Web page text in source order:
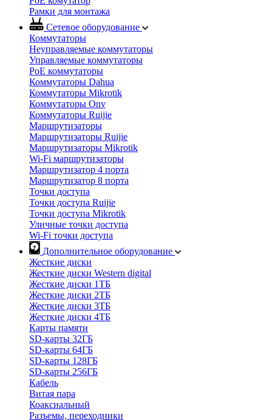
Рамки для монтажа
Сетевое оборудование
Коммутаторы
Неуправляемые коммутаторы
Управляемые коммутаторы
PoE коммутаторы
Коммутаторы Dahua
Коммутаторы Mikrotik
Коммутаторы Onv
Коммутаторы Ruijie
Маршрутизаторы
Маршрутизаторы Ruijie
Маршрутизаторы Mikrotik
Wi-Fi маршрутизаторы
Маршрутизатор 4 порта
Маршрутизатор 8 порта
Точки доступа
Точки доступа Ruijie
Точки доступа Mikrotik
Уличные точки доступа
Wi-Fi точки доступа
Дополнительное оборудование
Жесткие диски
Жесткие диски Western digital
Жесткие диски 1ТБ
Жесткие диски 2ТБ
Жесткие диски 3ТБ
Жесткие диски 4ТБ
Карты памяти
SD-карты 32ГБ
SD-карты 64ГБ
SD-карты 128ГБ
SD-карты 256ГБ
Кабель
Витая пара
Коаксиальный
Разъемы, переходники